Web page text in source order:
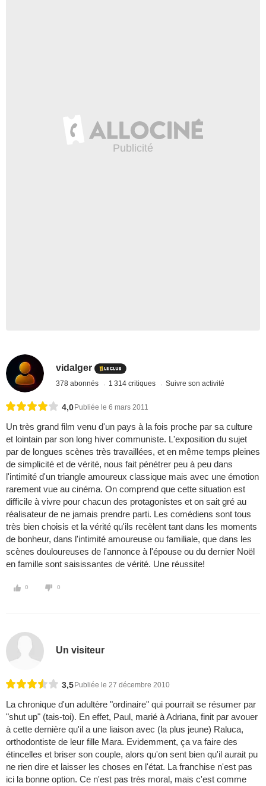
vidalger
378 abonnés 1 314 critiques Suivre son activité
4,0 Publiée le 6 mars 2011
Un très grand film venu d'un pays à la fois proche par sa culture
et lointain par son long hiver communiste. L'exposition du sujet
par de longues scènes très travaillées, et en même temps pleines
de simplicité et de vérité, nous fait pénétrer peu à peu dans
l'intimité d'un triangle amoureux classique mais avec une émotion
rarement vue au cinéma. On comprend que cette situation est
difficile à vivre pour chacun des protagonistes et on sait gré au
réalisateur de ne jamais prendre parti. Les comédiens sont tous
très bien choisis et la vérité qu'ils recèlent tant dans les moments
de bonheur, dans l'intimité amoureuse ou familiale, que dans les
scènes douloureuses de l'annonce à l'épouse ou du dernier Noël
en famille sont saisissantes de vérité. Une réussite!
0 0
Un visiteur
3,5 Publiée le 27 décembre 2010
La chronique d'un adultère "ordinaire" qui pourrait se résumer par
"shut up" (tais-toi). En effet, Paul, marié à Adriana, finit par avouer
à cette dernière qu'il a une liaison avec (la plus jeune) Raluca,
orthodontiste de leur fille Mara. Evidemment, ça va faire des
étincelles et briser son couple, alors qu'on sent bien qu'il aurait pu
ne rien dire et laisser les choses en l'état. La franchise n'est pas
ici la bonne option. Ce n'est pas très moral, mais c'est comme